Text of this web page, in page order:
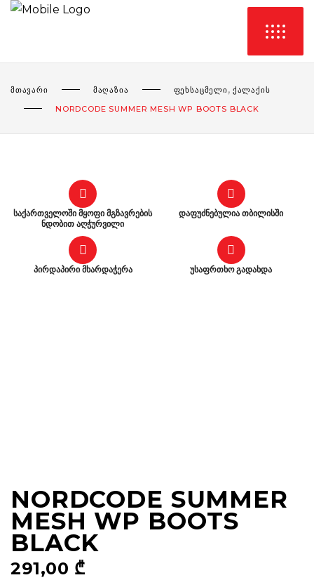
ᲛᲗᲐᲕᲐᲠᲘ ᲛᲐᲦᲐᲖᲘᲐ ᲤᲔᲮᲡᲐᲪᲛᲔᲚᲘ, ᲥᲐᲚᲐᲥᲘᲡ
NORDCODE SUMMER MESH WP BOOTS BLACK
საქართველოში მყოფი მგზავრების
ნდობით აღჭურვილი
დაფუძნებულია თბილისში
პირდაპირი მხარდაჭერა უსაფრთხო გადახდა
NORDCODE SUMMER
MESH WP BOOTS
BLACK
291,00 ₾